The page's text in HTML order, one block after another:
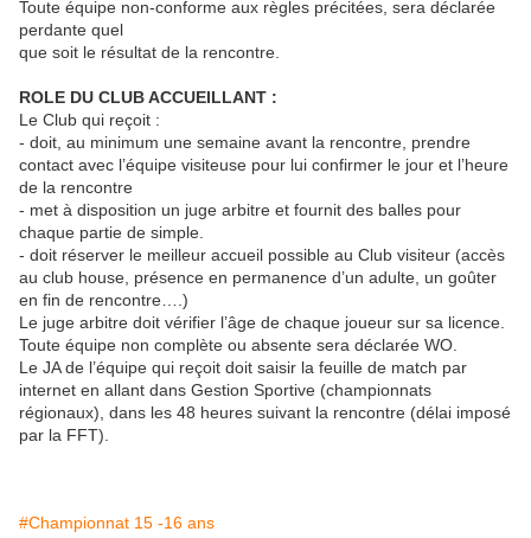
Toute équipe non-conforme aux règles précitées, sera déclarée
perdante quel
que soit le résultat de la rencontre.
ROLE DU CLUB ACCUEILLANT :
Le Club qui reçoit :
- doit, au minimum une semaine avant la rencontre, prendre
contact avec l’équipe visiteuse pour lui confirmer le jour et l’heure
de la rencontre
- met à disposition un juge arbitre et fournit des balles pour
chaque partie de simple.
- doit réserver le meilleur accueil possible au Club visiteur (accès
au club house, présence en permanence d’un adulte, un goûter
en fin de rencontre….)
Le juge arbitre doit vérifier l’âge de chaque joueur sur sa licence.
Toute équipe non complète ou absente sera déclarée WO.
Le JA de l’équipe qui reçoit doit saisir la feuille de match par
internet en allant dans Gestion Sportive (championnats
régionaux), dans les 48 heures suivant la rencontre (délai imposé
par la FFT).
#Championnat 15 -16 ans